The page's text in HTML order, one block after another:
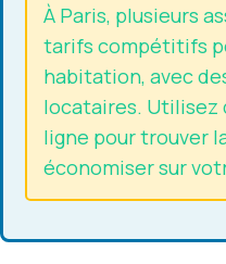
À Paris, plusieurs
tarifs compétitifs
habitation, avec
locataires. Utilisez
ligne pour trouver
économiser sur